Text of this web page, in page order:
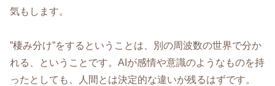
気もします。
”棲み分け”をするということは、別の周波数の世界で分か
れる、ということです。AIが感情や意識のようなものを持
ったとしても、人間とは決定的な違いが残るはずです。